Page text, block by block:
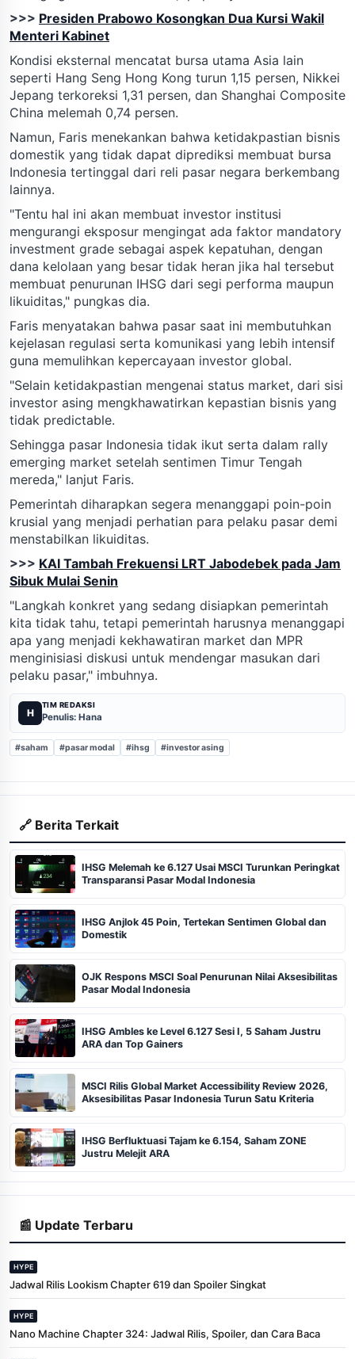
>>> Presiden Prabowo Kosongkan Dua Kursi Wakil
Menteri Kabinet
Kondisi eksternal mencatat bursa utama Asia lain
seperti Hang Seng Hong Kong turun 1,15 persen, Nikkei
Jepang terkoreksi 1,31 persen, dan Shanghai Composite
China melemah 0,74 persen.
Namun, Faris menekankan bahwa ketidakpastian bisnis
domestik yang tidak dapat diprediksi membuat bursa
Indonesia tertinggal dari reli pasar negara berkembang
lainnya.
"Tentu hal ini akan membuat investor institusi
mengurangi eksposur mengingat ada faktor mandatory
investment grade sebagai aspek kepatuhan, dengan
dana kelolaan yang besar tidak heran jika hal tersebut
membuat penurunan IHSG dari segi performa maupun
likuiditas," pungkas dia.
Faris menyatakan bahwa pasar saat ini membutuhkan
kejelasan regulasi serta komunikasi yang lebih intensif
guna memulihkan kepercayaan investor global.
"Selain ketidakpastian mengenai status market, dari sisi
investor asing mengkhawatirkan kepastian bisnis yang
tidak predictable.
Sehingga pasar Indonesia tidak ikut serta dalam rally
emerging market setelah sentimen Timur Tengah
mereda," lanjut Faris.
Pemerintah diharapkan segera menanggapi poin-poin
krusial yang menjadi perhatian para pelaku pasar demi
menstabilkan likuiditas.
>>> KAI Tambah Frekuensi LRT Jabodebek pada Jam
Sibuk Mulai Senin
"Langkah konkret yang sedang disiapkan pemerintah
kita tidak tahu, tetapi pemerintah harusnya menanggapi
apa yang menjadi kekhawatiran market dan MPR
menginisiasi diskusi untuk mendengar masukan dari
pelaku pasar," imbuhnya.
H
TIM REDAKSI
Penulis: Hana
#saham #pasar modal #ihsg #investor asing
🔗 Berita Terkait
IHSG Melemah ke 6.127 Usai MSCI Turunkan Peringkat
Transparansi Pasar Modal Indonesia
IHSG Anjlok 45 Poin, Tertekan Sentimen Global dan
Domestik
OJK Respons MSCI Soal Penurunan Nilai Aksesibilitas
Pasar Modal Indonesia
IHSG Ambles ke Level 6.127 Sesi I, 5 Saham Justru
ARA dan Top Gainers
MSCI Rilis Global Market Accessibility Review 2026,
Aksesibilitas Pasar Indonesia Turun Satu Kriteria
IHSG Berfluktuasi Tajam ke 6.154, Saham ZONE
Justru Melejit ARA
📰 Update Terbaru
HYPE
Jadwal Rilis Lookism Chapter 619 dan Spoiler Singkat
HYPE
Nano Machine Chapter 324: Jadwal Rilis, Spoiler, dan Cara Baca